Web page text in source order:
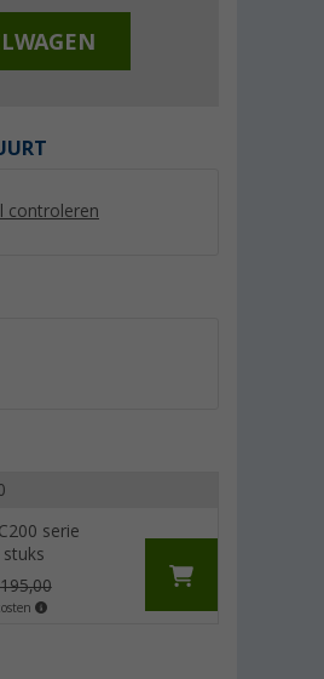
controleren
serie
2.5 liter -
voor de
(81)
€
ComfortPlus
4,99
Adviesprijs 5,45 €